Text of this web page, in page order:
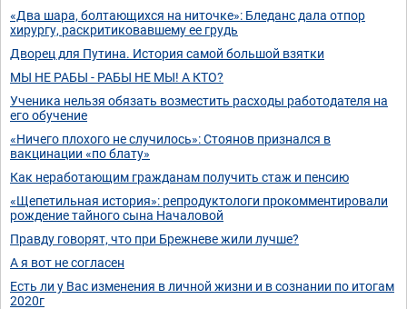
«Два шара, болтающихся на ниточке»: Бледанс дала отпор
хирургу, раскритиковавшему ее грудь
Дворец для Путина. История самой большой взятки
МЫ НЕ РАБЫ - РАБЫ НЕ МЫ! А КТО?
Ученика нельзя обязать возместить расходы работодателя на
его обучение
«Ничего плохого не случилось»: Стоянов признался в
вакцинации «по блату»
Как неработающим гражданам получить стаж и пенсию
«Щепетильная история»: репродуктологи прокомментировали
рождение тайного сына Началовой
Правду говорят, что при Брежневе жили лучше?
А я вот не согласен
Есть ли у Вас изменения в личной жизни и в сознании по итогам
2020г